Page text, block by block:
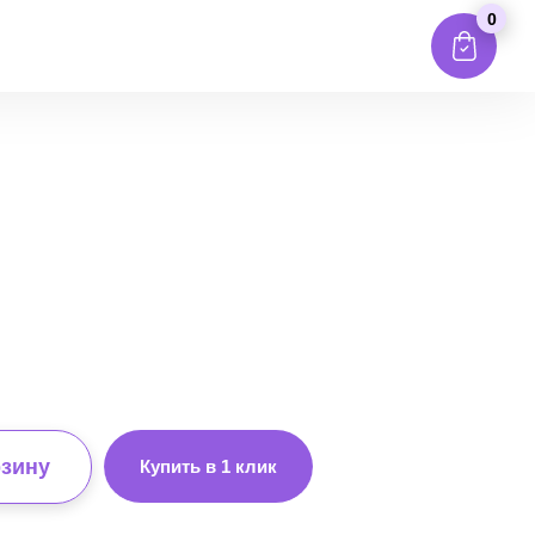
0
Купить в 1 клик